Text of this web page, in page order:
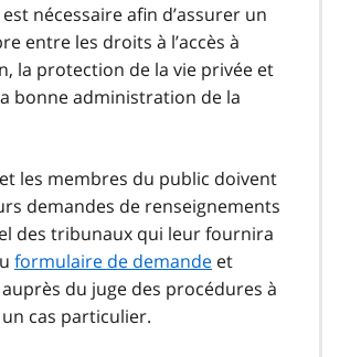
nécessaire afin d’assurer un
entre les droits à l’accès à
la protection de la vie privée et
bonne administration de la
les membres du public doivent
demandes de renseignements
des tribunaux qui leur fournira
formulaire de demande et
du juge des procédures à
cas particulier.